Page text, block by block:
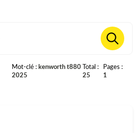
Mot-clé
kenworth t880
2025
Total
25
Pages
1